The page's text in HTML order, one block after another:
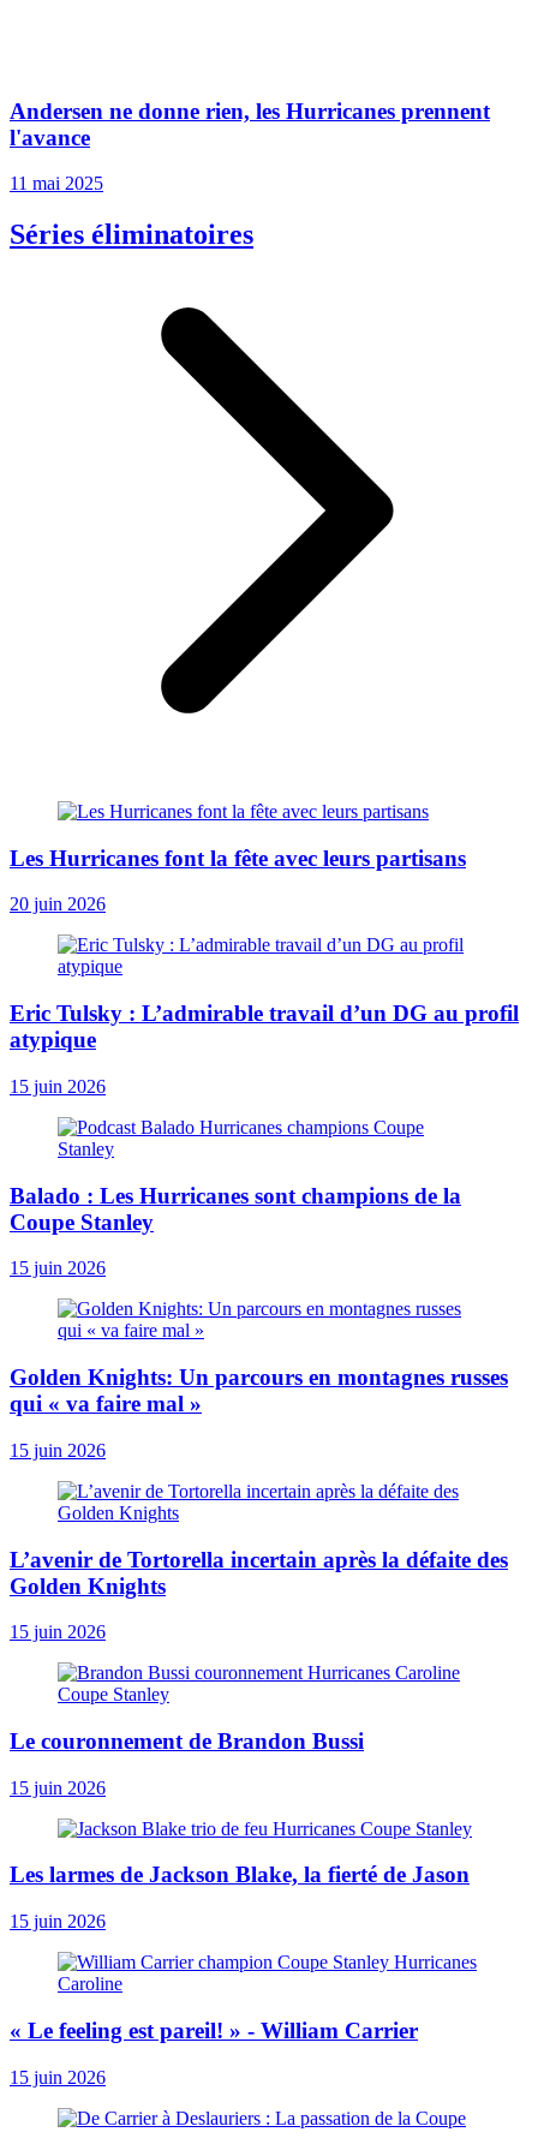
Andersen ne donne rien, les Hurricanes prennent
l'avance
11 mai 2025
Séries éliminatoires
Les Hurricanes font la fête avec leurs partisans
20 juin 2026
Eric Tulsky : L’admirable travail d’un DG au profil
atypique
15 juin 2026
Balado : Les Hurricanes sont champions de la
Coupe Stanley
15 juin 2026
Golden Knights: Un parcours en montagnes russes
qui « va faire mal »
15 juin 2026
L’avenir de Tortorella incertain après la défaite des
Golden Knights
15 juin 2026
Le couronnement de Brandon Bussi
15 juin 2026
Les larmes de Jackson Blake, la fierté de Jason
15 juin 2026
« Le ­feeling est pareil! » - William Carrier
15 juin 2026